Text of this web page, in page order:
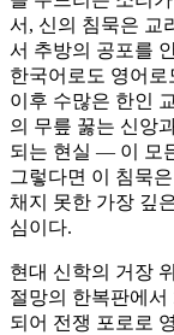
서, 신의 침묵은 교
서 추방의 공포를
한국어로도 영어
이후 수많은 한인
의 무릎 꿇는 신앙
되는 현실 — 이 모
그렇다면 이 침묵
채지 못한 가장 깊
심이다.
현대 신학의 거장
절망의 한복판에서
되어 전쟁 포로로